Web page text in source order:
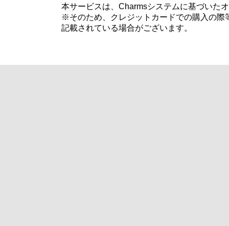
本サービスは、Charmsシステムに基づいた
※そのため、クレジットカードでの購入の際
記載されている場合がございます。